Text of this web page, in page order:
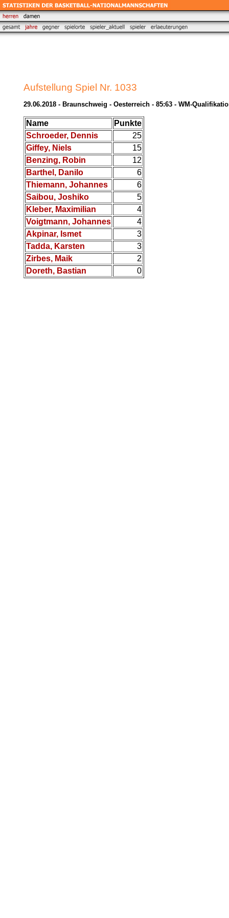
Aufstellung Spiel Nr. 1033
29.06.2018 - Braunschweig - Oesterreich - 85:63 - WM-
Name
Punkte
Schroeder, Dennis
25
Giffey, Niels
15
Benzing, Robin
12
Barthel, Danilo
6
Thiemann, Johannes
6
Saibou, Joshiko
5
Kleber, Maximilian
4
Voigtmann, Johannes
4
Akpinar, Ismet
3
Tadda, Karsten
3
Zirbes, Maik
2
Doreth, Bastian
0